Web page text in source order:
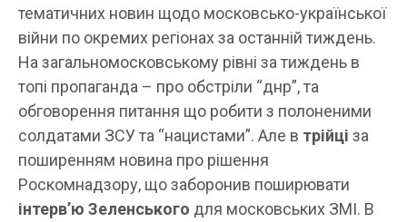
тематичних новин щодо московсько-української
війни по окремих регіонах за останній тиждень.
На загальномосковському рівні за тиждень в
топі пропаганда – про обстріли “днр”, та
обговорення питання що робити з полоненими
солдатами ЗСУ та “нацистами”. Але в трійці за
поширенням новина про рішення
Роскомнадзору, що заборонив поширювати
інтерв’ю Зеленського для московських ЗМІ. В